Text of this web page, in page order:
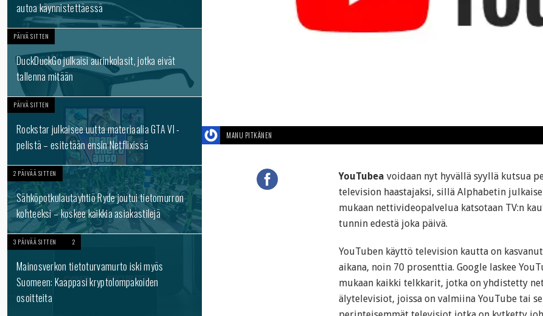
autoa käynnistettäessä
PÄIVÄ SITTEN
DuckDuckGo julkaisi aurinkolasit, jotka eivät
tallenna mitään
PÄIVÄ SITTEN
Rockstar julkaisee uutta materiaalia GTA VI -
pelistä – esitetään ensin Netflixissä
2 PÄIVÄÄ SITTEN
Sähköpotkulautayhtiö Ryde joutui tietomurron
kohteeksi – koskee kaikkia asiakastilejä
3 PÄIVÄÄ SITTEN 2
Mainosverkon tietoturvamurto iski myös
Suomeen: Kaappasi kryptolompakoiden
osoitteita
MANU PITKÄNEN
YouTubea voidaan nyt hyvällä syyllä kutsua
television haastajaksi, sillä Alphabetin
mukaan nettivideopalvelua katsotaan TV:n
tunnin edestä joka päivä.
YouTuben käyttö television kautta on
aikana, noin 70 prosenttia. Google laskee
mukaan kaikki telkkarit, jotka on yhdistetty
älytelevisiot, joissa on valmiina YouTube tai